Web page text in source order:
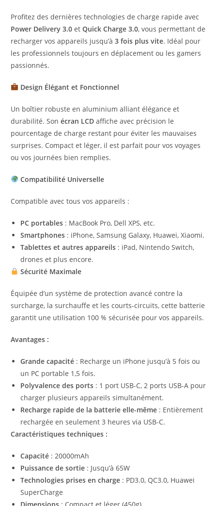
Profitez des dernières technologies de charge rapide avec
Power Delivery 3.0 etQuick Charge 3.0, vous permettant de
recharger vos appareils jusqu’à3 fois plus vite. Idéal pour
les professionnels toujours en déplacement ou les gamers
passionnés.
Design Élégant et Fonctionnel
Un boîtier robuste en aluminium alliant élégance et
durabilité. Sonécran LCD affiche avec précision le
pourcentage de charge restant pour éviter les mauvaises
surprises. Compact et léger, il est parfait pour vos voyages
ou vos journées bien remplies.
Compatibilité Universelle
Compatible avec tous vos appareils :
PC portables : MacBook Pro, Dell XPS, etc.
Smartphones : iPhone, Samsung Galaxy, Huawei, Xiaomi.
Tablettes et autres appareils : iPad, Nintendo Switch,
drones et plus encore.
Sécurité Maximale
Équipée d’un système de protection avancé contre la
surcharge, la surchauffe et les courts-circuits, cette batterie
garantit une utilisation 100 % sécurisée pour vos appareils.
Avantages :
Grande capacité : Recharge un iPhone jusqu’à 5 fois ou
un PC portable 1,5 fois.
Polyvalence des ports : 1 port USB-C, 2 ports USB-A pour
charger plusieurs appareils simultanément.
Recharge rapide de la batterie elle-même : Entièrement
rechargée en seulement 3 heures via USB-C.
Caractéristiques techniques :
Capacité : 20000mAh
Puissance de sortie : Jusqu’à 65W
Technologies prises en charge : PD3.0, QC3.0, Huawei
SuperCharge
Dimensions : Compact et léger (450g)